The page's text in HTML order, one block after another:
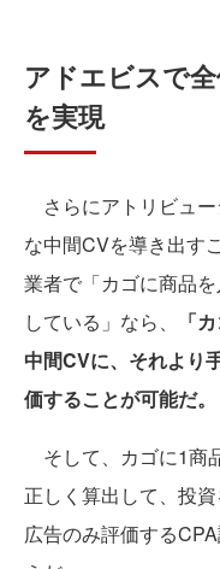
アドエビスで
を実現
さらにアトリビュ
な中間CVを導き出す
業者で「カゴに商品
している」なら、
「
中間CVに、それより
価することが可能だ。
そして、カゴに1商
正しく算出して、投
広告のみ評価する